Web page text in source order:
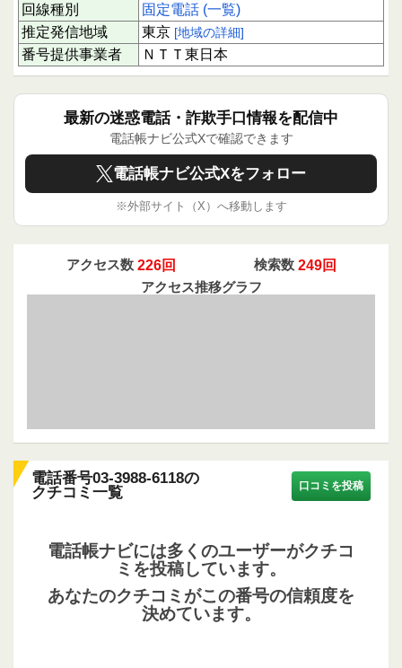
回線種別
固定電話 (一覧)
推定発信地域
東京 [地域の詳細]
番号提供事業者 ＮＴＴ東日本
最新の迷惑電話・詐欺手口情報を配信中
電話帳ナビ公式Xで確認できます
電話帳ナビ公式Xをフォロー
※外部サイト（X）へ移動します
アクセス数 226回 検索数 249回
アクセス推移グラフ
電話番号03-3988-6118の
クチコミ一覧
口コミを投稿
電話帳ナビには多くのユーザーがクチコ
ミを投稿しています。
あなたのクチコミがこの番号の信頼度を
決めています。